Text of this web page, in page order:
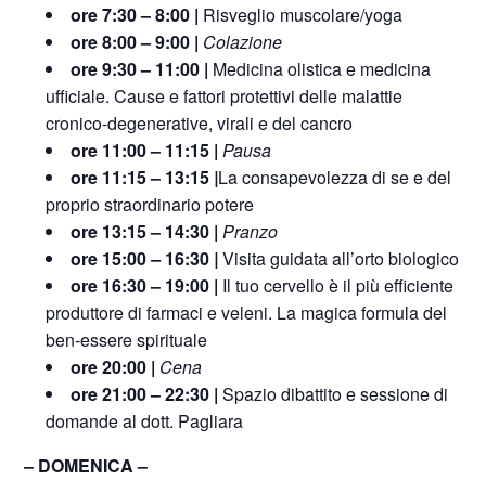
ore 7:30 – 8:00 | Risveglio muscolare/yoga
ore 8:00 – 9:00 | Colazione
ore 9:30 – 11:00 | Medicina olistica e medicina
ufficiale. Cause e fattori protettivi delle malattie
cronico-degenerative, virali e del cancro
ore 11:00 – 11:15 | Pausa
ore 11:15 – 13:15 |La consapevolezza di se e del
proprio straordinario potere
ore 13:15 – 14:30 | Pranzo
ore 15:00–16:30 |Visita guidata all’orto biologico
ore 16:30 – 19:00 | Il tuo cervello è il più efficiente
produttore di farmaci e veleni. La magica formula del
ben-essere spirituale
ore 20:00 | Cena
ore 21:00 – 22:30 | Spazio dibattito e sessione di
domande al dott. Pagliara
– DOMENICA –